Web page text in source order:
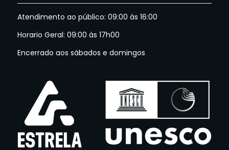
Atendimento ao público: 09:00 às 16:00
Horario Geral: 09:00 às 17h00
Encerrado aos sábados e domingos